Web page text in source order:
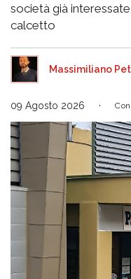
società già
calcetto
Massimiliano
09 Agosto 2026